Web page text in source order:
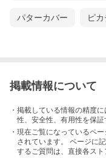
パターカバー ピ
掲載情報について
・掲載している情報の精度
性、安全性、有用性を保証
・現在ご覧になっているペ
されています。 ページに
するご質問は、直接各スト